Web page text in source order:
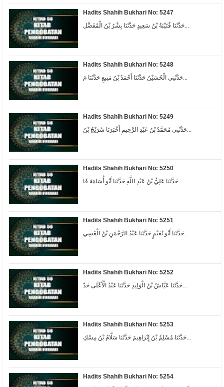
Hadits Shahih Bukhari No: 5247
حَدَّثَنَا قُتَيْبَةُ بْنُ سَعِيدٍ حَدَّثَنَا بِشْرُ بْنُ الْمُفَضَّل...
Hadits Shahih Bukhari No: 5248
Hadits Shahih Bukhari No: 5249
Hadits Shahih Bukhari No: 5250
حَدَّثَنَا عَلِيُّ بْنُ عَبْدِ اللَّهِ حَدَّثَنَا أَبُو أُسَامَةَ قَا...
Hadits Shahih Bukhari No: 5251
حَدَّثَنَا أَبُو نُعَيْمٍ حَدَّثَنَا عَبْدُ الرَّحْمَنِ بْنُ الْغَسِي...
Hadits Shahih Bukhari No: 5252
حَدَّثَنَا عَيَّاشُ بْنُ الْوَلِيدِ حَدَّثَنَا عَبْدُ الْأَعْلَى حَدّ...
Hadits Shahih Bukhari No: 5253
حَدَّثَنَا مُسْلِمُ بْنُ إِبْرَاهِيمَ حَدَّثَنَا سَلَّامُ بْنُ مِسْكِ...
Hadits Shahih Bukhari No: 5254